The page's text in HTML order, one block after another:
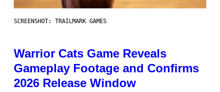
SCREENSHOT: TRAILMARK GAMES
Warrior Cats Game Reveals
Gameplay Footage and Confirms
2026 Release Window